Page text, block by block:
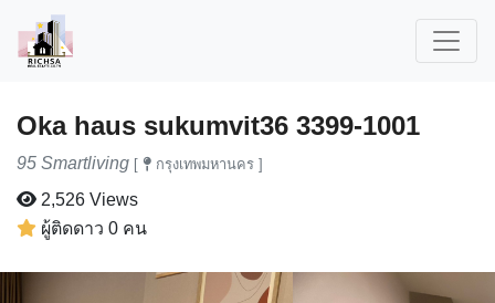
Oka haus sukumvit36 3399-1001
95 Smartliving [ กรุงเทพมหานคร ]
2,526 Views
ผู้ติดดาว 0 คน